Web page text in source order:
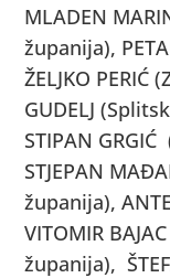
MLADEN
županija),
ŽELJKO PERIĆ
GUDELJ
STIPAN
STJEPAN
županija),
VITOMIR
županija),